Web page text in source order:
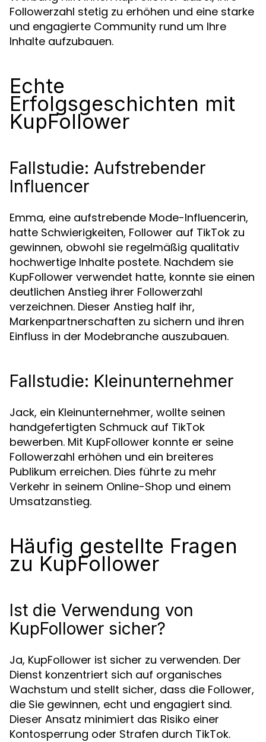
Followerzahl stetig zu erhöhen und eine starke
und engagierte Community rund um Ihre
Inhalte aufzubauen.
Echte
Erfolgsgeschichten mit
KupFollower
Fallstudie: Aufstrebender
Influencer
Emma, eine aufstrebende Mode-Influencerin,
hatte Schwierigkeiten, Follower auf TikTok zu
gewinnen, obwohl sie regelmäßig qualitativ
hochwertige Inhalte postete. Nachdem sie
KupFollower verwendet hatte, konnte sie einen
deutlichen Anstieg ihrer Followerzahl
verzeichnen. Dieser Anstieg half ihr,
Markenpartnerschaften zu sichern und ihren
Einfluss in der Modebranche auszubauen.
Fallstudie: Kleinunternehmer
Jack, ein Kleinunternehmer, wollte seinen
handgefertigten Schmuck auf TikTok
bewerben. Mit KupFollower konnte er seine
Followerzahl erhöhen und ein breiteres
Publikum erreichen. Dies führte zu mehr
Verkehr in seinem Online-Shop und einem
Umsatzanstieg.
Häufig gestellte Fragen
zu KupFollower
Ist die Verwendung von
KupFollower sicher?
Ja, KupFollower ist sicher zu verwenden. Der
Dienst konzentriert sich auf organisches
Wachstum und stellt sicher, dass die Follower,
die Sie gewinnen, echt und engagiert sind.
Dieser Ansatz minimiert das Risiko einer
Kontosperrung oder Strafen durch TikTok.